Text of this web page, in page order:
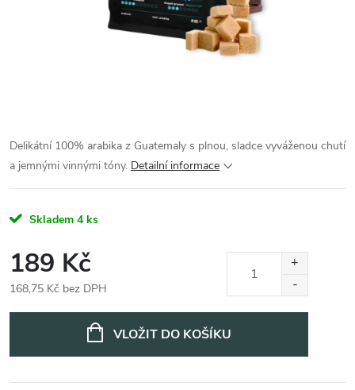
Delikátní 100% arabika z Guatemaly s plnou, sladce vyváženou chutí
a jemnými vinnými tóny. Detailní informace
Skladem 4 ks
189 Kč
168,75 Kč bez DPH
VLOŽIT DO KOŠÍKU